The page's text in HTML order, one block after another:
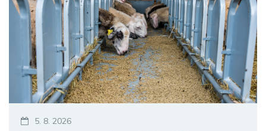
5. 8. 2026